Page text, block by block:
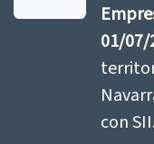
01/07/
con SII.